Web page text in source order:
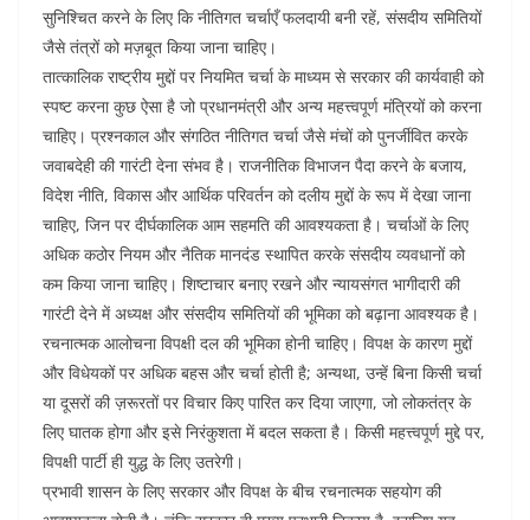
सुनिश्चित करने के लिए कि नीतिगत चर्चाएँ फलदायी बनी रहें, संसदीय समितियों
जैसे तंत्रों को मज़बूत किया जाना चाहिए।
तात्कालिक राष्ट्रीय मुद्दों पर नियमित चर्चा के माध्यम से सरकार की कार्यवाही को
स्पष्ट करना कुछ ऐसा है जो प्रधानमंत्री और अन्य महत्त्वपूर्ण मंत्रियों को करना
चाहिए। प्रश्नकाल और संगठित नीतिगत चर्चा जैसे मंचों को पुनर्जीवित करके
जवाबदेही की गारंटी देना संभव है। राजनीतिक विभाजन पैदा करने के बजाय,
विदेश नीति, विकास और आर्थिक परिवर्तन को दलीय मुद्दों के रूप में देखा जाना
चाहिए, जिन पर दीर्घकालिक आम सहमति की आवश्यकता है। चर्चाओं के लिए
अधिक कठोर नियम और नैतिक मानदंड स्थापित करके संसदीय व्यवधानों को
कम किया जाना चाहिए। शिष्टाचार बनाए रखने और न्यायसंगत भागीदारी की
गारंटी देने में अध्यक्ष और संसदीय समितियों की भूमिका को बढ़ाना आवश्यक है।
रचनात्मक आलोचना विपक्षी दल की भूमिका होनी चाहिए। विपक्ष के कारण मुद्दों
और विधेयकों पर अधिक बहस और चर्चा होती है; अन्यथा, उन्हें बिना किसी चर्चा
या दूसरों की ज़रूरतों पर विचार किए पारित कर दिया जाएगा, जो लोकतंत्र के
लिए घातक होगा और इसे निरंकुशता में बदल सकता है। किसी महत्त्वपूर्ण मुद्दे पर,
विपक्षी पार्टी ही युद्ध के लिए उतरेगी।
प्रभावी शासन के लिए सरकार और विपक्ष के बीच रचनात्मक सहयोग की